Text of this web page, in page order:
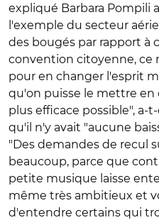
expliqué Barbara Pompili
l'exemple du secteur
des bougés par rapport à
convention citoyenne, ce
pour en changer l'esprit
qu'on puisse le mettre en
plus efficace possible", a-
qu'il n'y avait "aucune
"Des demandes de recul
beaucoup, parce que
petite musique laisse
même très ambitieux et
d'entendre certains qui